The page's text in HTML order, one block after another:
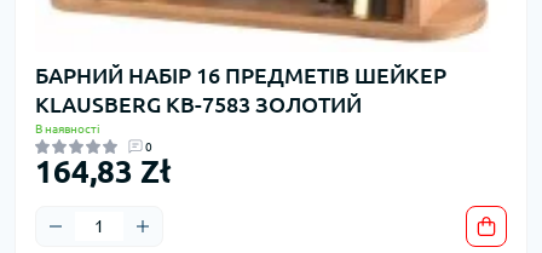
БАРНИЙ НАБІР 16 ПРЕДМЕТІВ ШЕЙКЕР
KLAUSBERG KB-7583 ЗОЛОТИЙ
В наявності
0
164,83 Zł